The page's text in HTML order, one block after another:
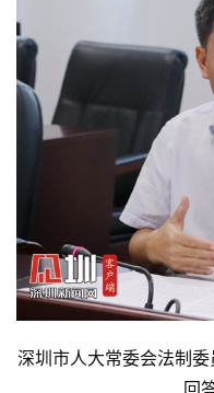
首
页
活
深圳市人大常委会法制
回